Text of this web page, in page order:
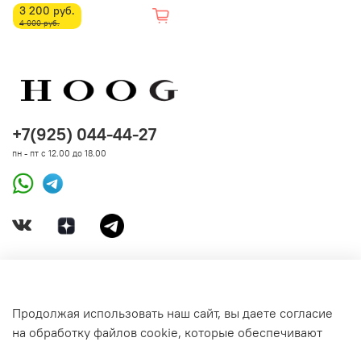
3 200 руб.
4 000 руб.
СВЯЗАТЬСЯ С НАМИ
+7(925) 044-44-27
пн - пт с 12.00 до 18.00
Продолжая использовать наш сайт, вы даете согласие
на обработку файлов cookie, которые обеспечивают